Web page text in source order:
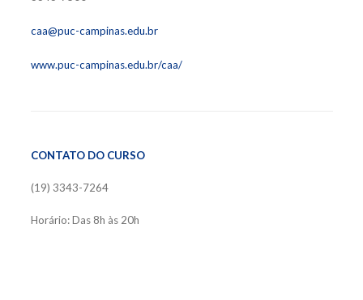
caa@puc-campinas.edu.br
www.puc-campinas.edu.br/caa/
CONTATO DO CURSO
(19) 3343-7264
Horário: Das 8h às 20h